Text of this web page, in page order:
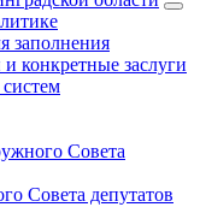
заполнения
конкретные заслуги
Совета
Совета депутатов